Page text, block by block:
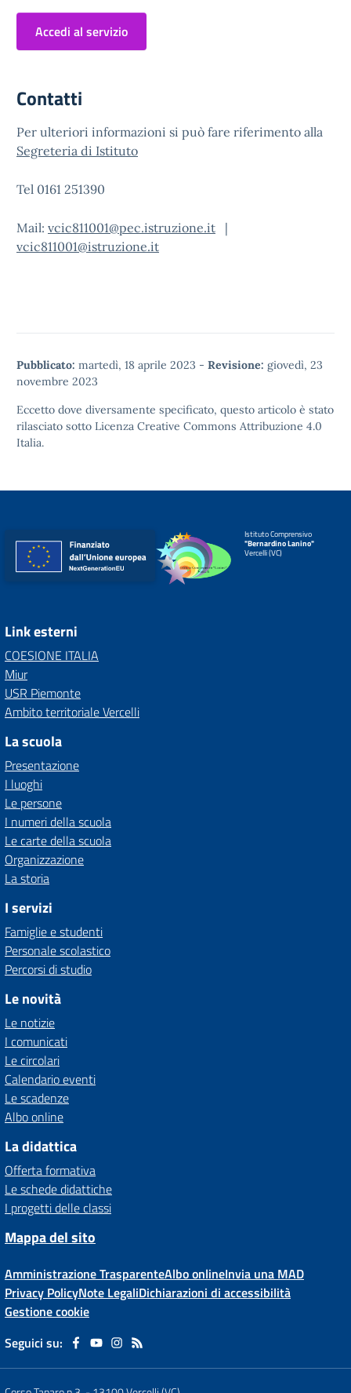
Accedi al servizio
Contatti
Per ulteriori informazioni si può fare riferimento alla
Segreteria di Istituto
Tel 0161 251390
Mail: vcic811001@pec.istruzione.it |
vcic811001@istruzione.it
Pubblicato: martedì, 18 aprile 2023 - Revisione: giovedì, 23
novembre 2023
Eccetto dove diversamente specificato, questo articolo è stato
rilasciato sotto Licenza Creative Commons Attribuzione 4.0
Italia.
Istituto Comprensivo
"Bernardino Lanino"
Vercelli (VC)
Link esterni
COESIONE ITALIA
Miur
USR Piemonte
Ambito territoriale Vercelli
La scuola
Presentazione
I luoghi
Le persone
I numeri della scuola
Le carte della scuola
Organizzazione
La storia
I servizi
Famiglie e studenti
Personale scolastico
Percorsi di studio
Le novità
Le notizie
I comunicati
Le circolari
Calendario eventi
Le scadenze
Albo online
La didattica
Offerta formativa
Le schede didattiche
I progetti delle classi
Mappa del sito
Amministrazione TrasparenteAlbo onlineInvia una MAD
Privacy PolicyNote LegaliDichiarazioni di accessibilità
Gestione cookie
Seguici su: